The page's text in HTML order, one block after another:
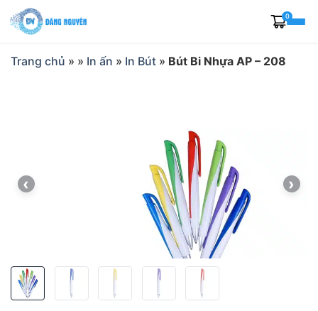
Skip
to
0
Trang chủ » » In ấn » In Bút » Bút Bi Nhựa AP – 208
‹ ›